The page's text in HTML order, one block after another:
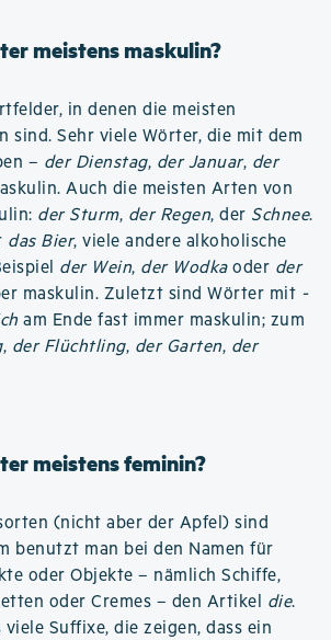
meistens maskulin?
in denen die meisten
sind. Sehr viele Wörter, die mit dem
– der Dienstag, der Januar, der
Auch die meisten Arten von
der Sturm, der Regen, der Schnee.
das Bier, viele andere alkoholische
der Wein, der Wodkaoder der
maskulin. Zuletzt sind Wörter mit -
am Ende fast immer maskulin; zum
, der Flüchtling, der Garten, der
meistens feminin?
(nicht aber der Apfel) sind
benutzt man bei den Namen für
oder Objekte – nämlich Schiffe,
oder Cremes – den Artikel die.
Suffixe, die zeigen, dass ein